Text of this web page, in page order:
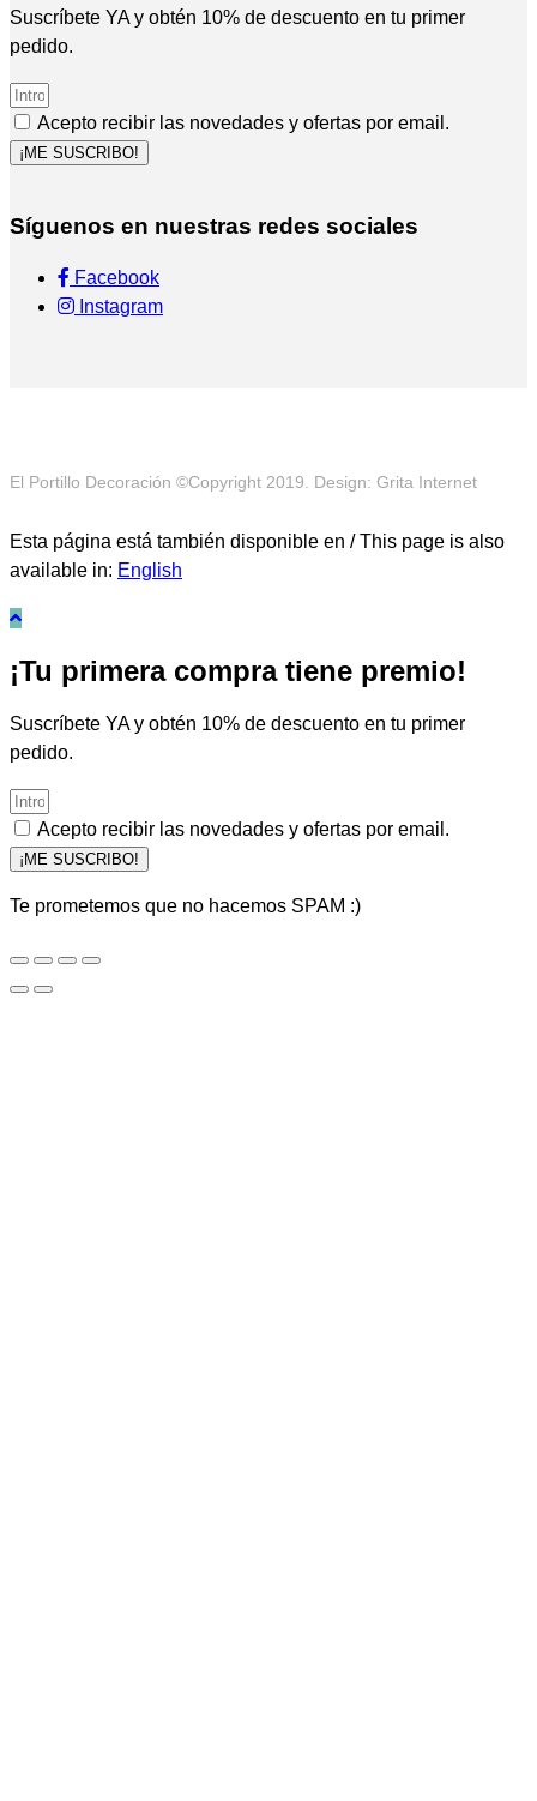
Suscríbete YA y obtén 10% de descuento en tu primer
pedido.
Acepto recibir las novedades y ofertas por email.
¡ME SUSCRIBO!
Síguenos en nuestras redes sociales
Facebook
Instagram
El Portillo Decoración ©Copyright 2019. Design: Grita Internet
Esta página está también disponible en / This page is also
available in: English
¡Tu primera compra tiene premio!
Suscríbete YA y obtén 10% de descuento en tu primer
pedido.
Acepto recibir las novedades y ofertas por email.
¡ME SUSCRIBO!
Te prometemos que no hacemos SPAM :)